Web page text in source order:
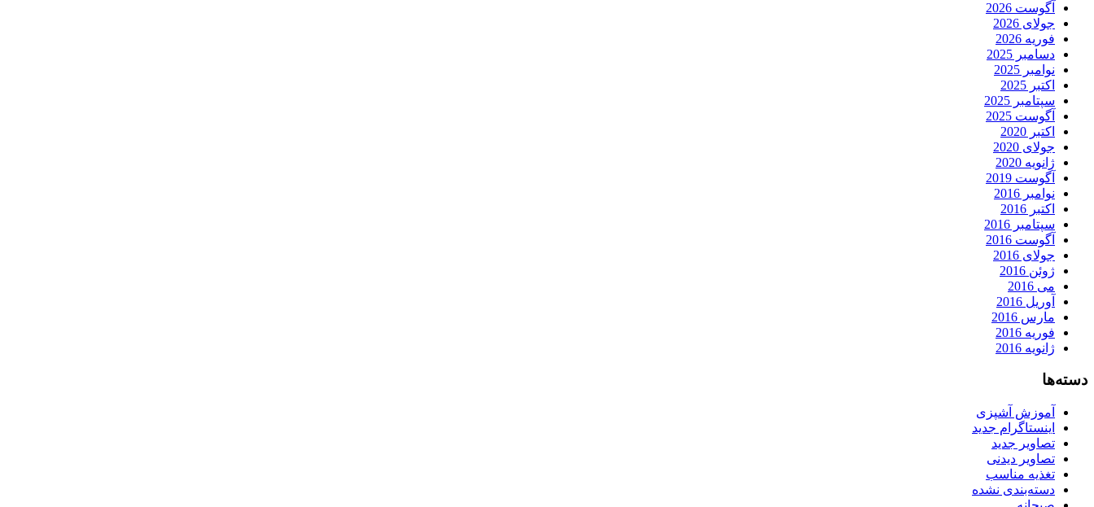
آگوست 2026
جولای 2026
فوریه 2026
دسامبر 2025
نوامبر 2025
اکتبر 2025
سپتامبر 2025
آگوست 2025
اکتبر 2020
جولای 2020
ژانویه 2020
آگوست 2019
نوامبر 2016
اکتبر 2016
سپتامبر 2016
آگوست 2016
جولای 2016
ژوئن 2016
می 2016
آوریل 2016
مارس 2016
فوریه 2016
ژانویه 2016
دسته‌ها
آموزش آشپزی
اینستاگرام جدید
تصاویر جدید
تصاویر دیدنی
تغذیه مناسب
دسته‌بندی نشده